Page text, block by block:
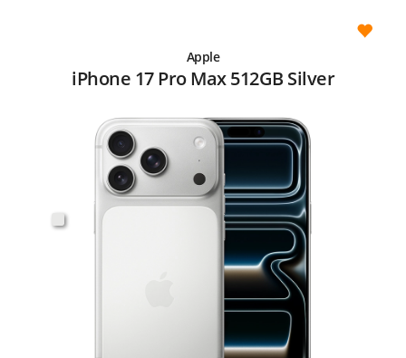
Apple
iPhone 17 Pro Max 512GB Silver